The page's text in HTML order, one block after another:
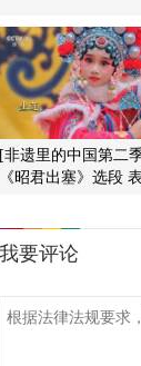
[非遗里的中国第二
《昭君出塞》选段